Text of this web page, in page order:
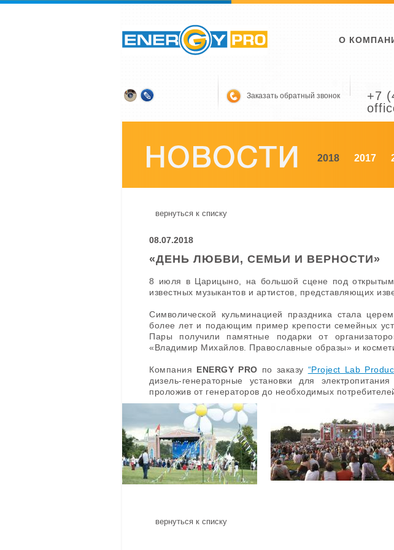
О
Заказать обратный звонок
+7
2018 2017
вернуться к списку
08.07.2018
«ДЕНЬ ЛЮБВИ, СЕМЬИ И ВЕРНОСТИ»
8 июля в Царицыно, на большой сцене под
известных музыкантов и артистов, представляющих
Символической кульминацией праздника стала
более лет и подающим пример крепости семейных
Пары получили памятные подарки от
«Владимир Михайлов. Православные образы» и
Компания ENERGY PRO по заказу “Project Lab
дизель-генераторные установки для
проложив от генераторов до необходимых
вернуться к списку